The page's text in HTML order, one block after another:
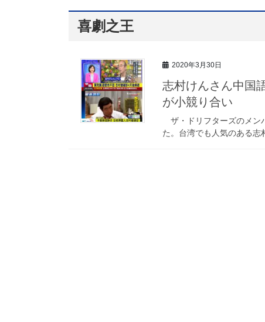
喜劇之王
2020年3月30日
志村けんさん中国
が小競り合い
ザ・ドリフターズのメン
た。台湾でも人気のある志